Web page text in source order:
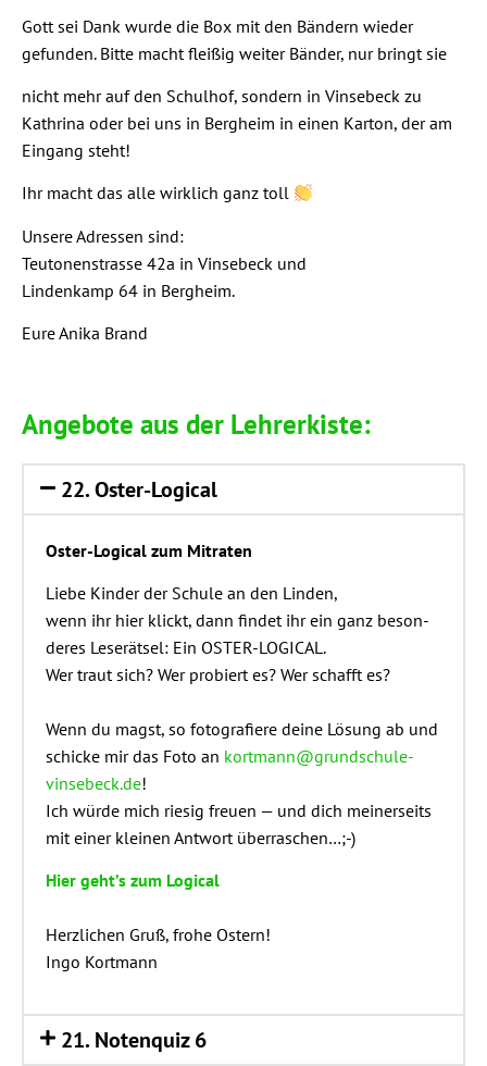
Gott sei Dank wur­de die Box mit den Bän­dern wie­der
gefun­den. Bit­te macht flei­ßig wei­ter Bän­der, nur bringt sie
nicht mehr auf den Schul­hof, son­dern in Vin­se­beck zu
Kath­ri­na oder bei uns in Berg­heim in einen Kar­ton, der am
Ein­gang steht!
Ihr macht das alle wirk­lich ganz toll
Unse­re Adres­sen sind:
Teu­to­nen­stras­se 42a in Vin­se­beck und
Lin­den­kamp 64 in Bergheim.
Eure Anika Brand
Ange­bo­te aus der Lehrerkiste:
22. Oster-Logi­cal
Oster-Logi­cal zum Mitraten
Lie­be Kin­der der Schu­le an den Lin­den,
wenn ihr hier klickt, dann fin­det ihr ein ganz beson­
de­res Lese­rät­sel: Ein OSTER-LOGICAL.
Wer traut sich? Wer pro­biert es? Wer schafft es?
Wenn du magst, so foto­gra­fie­re dei­ne Lösung ab und
schi­cke mir das Foto an kortmann@grundschule-
vinsebeck.de!
Ich wür­de mich rie­sig freu­en — und dich mei­ner­seits
mit einer klei­nen Ant­wort überraschen…;-)
Hier geht’s zum Logi­cal
Herz­li­chen Gruß, fro­he Ostern!
Ingo Kort­mann
21. Noten­quiz 6